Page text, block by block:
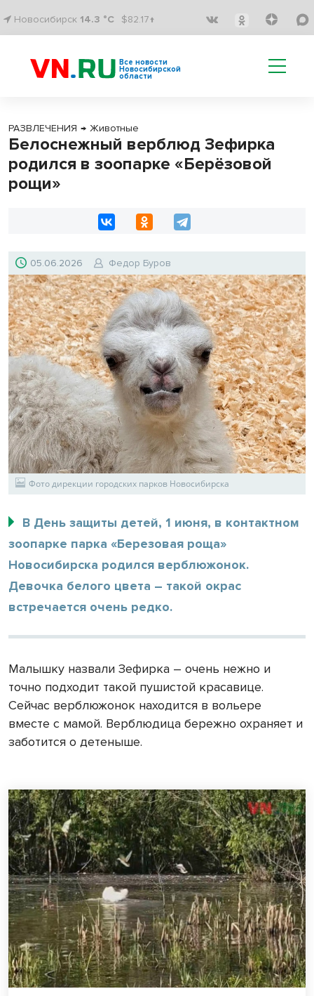
Новосибирск 14.3 °C $82.17↑
Все новости
Новосибирской
области
РАЗВЛЕЧЕНИЯ → Животные
Белоснежный верблюд Зефирка
родился в зоопарке «Берёзовой
рощи»
05.06.2026 Федор Буров
Фото дирекции городских парков Новосибирска
В День защиты детей, 1 июня, в контактном
зоопарке парка «Березовая роща»
Новосибирска родился верблюжонок.
Девочка белого цвета – такой окрас
встречается очень редко.
Малышку назвали Зефирка – очень нежно и
точно подходит такой пушистой красавице.
Сейчас верблюжонок находится в вольере
вместе с мамой. Верблюдица бережно охраняет и
заботится о детеныше.